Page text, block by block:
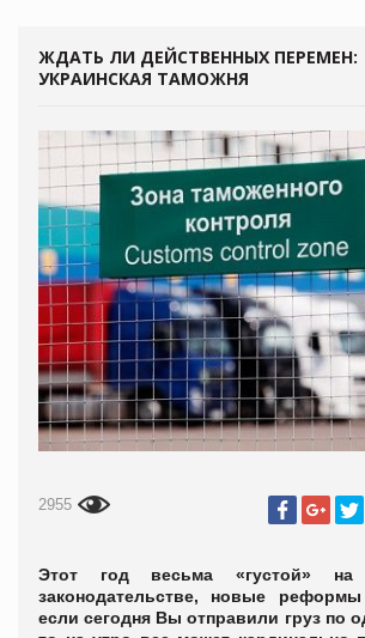
ЖДАТЬ ЛИ ДЕЙСТВЕННЫХ ПЕРЕМЕН:
УКРАИНСКАЯ ТАМОЖНЯ
2955
Этот год весьма «густой» на
законодательстве, новые
если сегодня Вы отправили груз по